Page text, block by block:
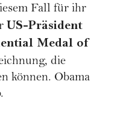
Fall für ihr
US-Präsident
Medal of
die
können. Obama